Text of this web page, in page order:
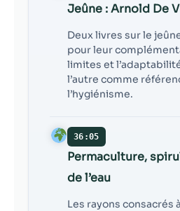
Jeûne : Arnold De
Deux livres sur le
pour leur
limites et
l’autre comme
l’hygiénisme.
36:05
Permaculture,
de l’eau
Les rayons consacrés